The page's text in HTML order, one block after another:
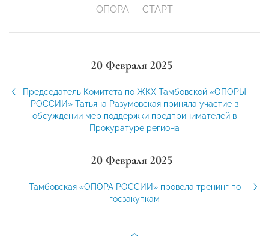
ОПОРА — СТАРТ
20 Февраля 2025
Председатель Комитета по ЖКХ Тамбовской «ОПОРЫ
РОССИИ» Татьяна Разумовская приняла участие в
обсуждении мер поддержки предпринимателей в
Прокуратуре региона
20 Февраля 2025
Тамбовская «ОПОРА РОССИИ» провела тренинг по
госзакупкам